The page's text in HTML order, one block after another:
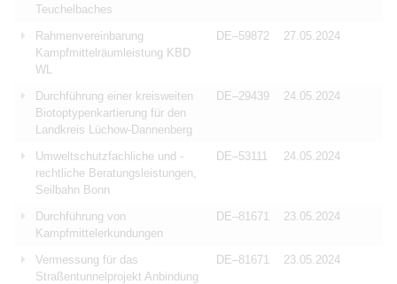
Teuchelbaches
Rahmenvereinbarung
Kampfmittelräumleistung KBD
WL
DE–59872 27.05.2024
Durchführung einer kreisweiten
Biotoptypenkartierung für den
Landkreis Lüchow-Dannenberg
DE–29439 24.05.2024
Umweltschutzfachliche und -
rechtliche Beratungsleistungen,
Seilbahn Bonn
DE–53111 24.05.2024
Durchführung von
Kampfmittelerkundungen
DE–81671 23.05.2024
Vermessung für das
Straßentunnelprojekt Anbindung
DE–81671 23.05.2024